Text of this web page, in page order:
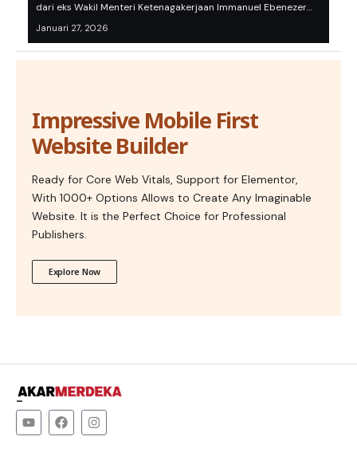
dari eks Wakil Menteri Ketenagakerjaan Immanuel Ebenezer…
Januari 27, 2026
Impressive Mobile First
Website Builder
Ready for Core Web Vitals, Support for Elementor,
With 1000+ Options Allows to Create Any Imaginable
Website. It is the Perfect Choice for Professional
Publishers.
Explore Now
–